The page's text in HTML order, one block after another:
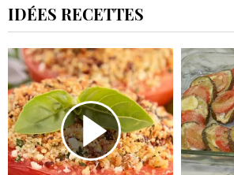
IDÉES RECETTES